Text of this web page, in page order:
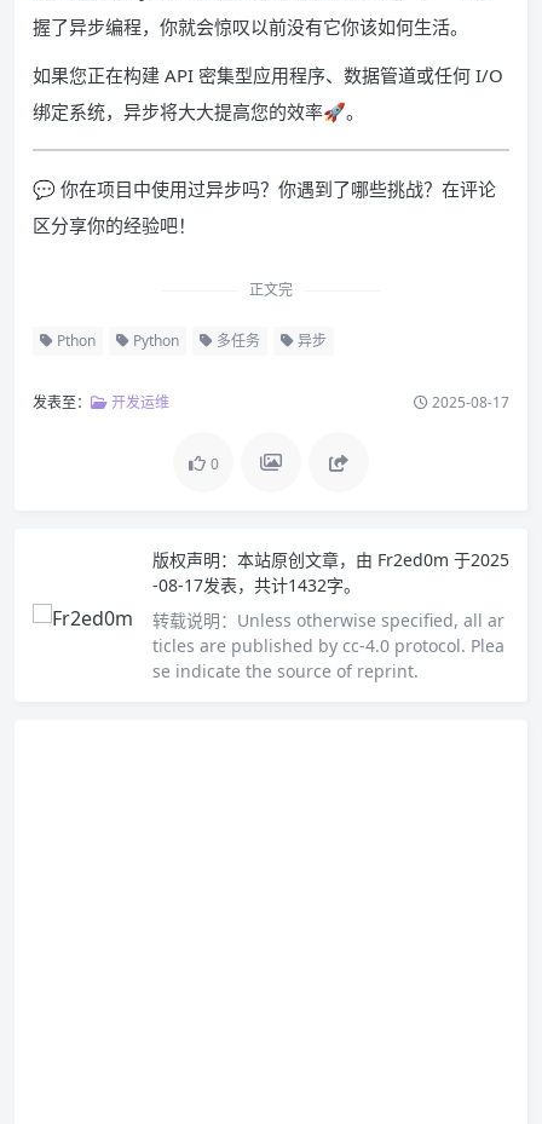
握了异步编程，你就会惊叹以前没有它你该如何生活。
如果您正在构建 API 密集型应用程序、数据管道或任何 I/O
绑定系统，异步将大大提高您的效率🚀。
💬 你在项目中使用过异步吗？你遇到了哪些挑战？在评论
区分享你的经验吧！
正文完
Pthon Python 多任务 异步
发表至： 开发运维 2025-08-17
0
版权声明： 本站原创文章，由 Fr2ed0m 于2025
-08-17发表，共计1432字。
转载说明： Unless otherwise specified, all ar
ticles are published by cc-4.0 protocol. Plea
se indicate the source of reprint.